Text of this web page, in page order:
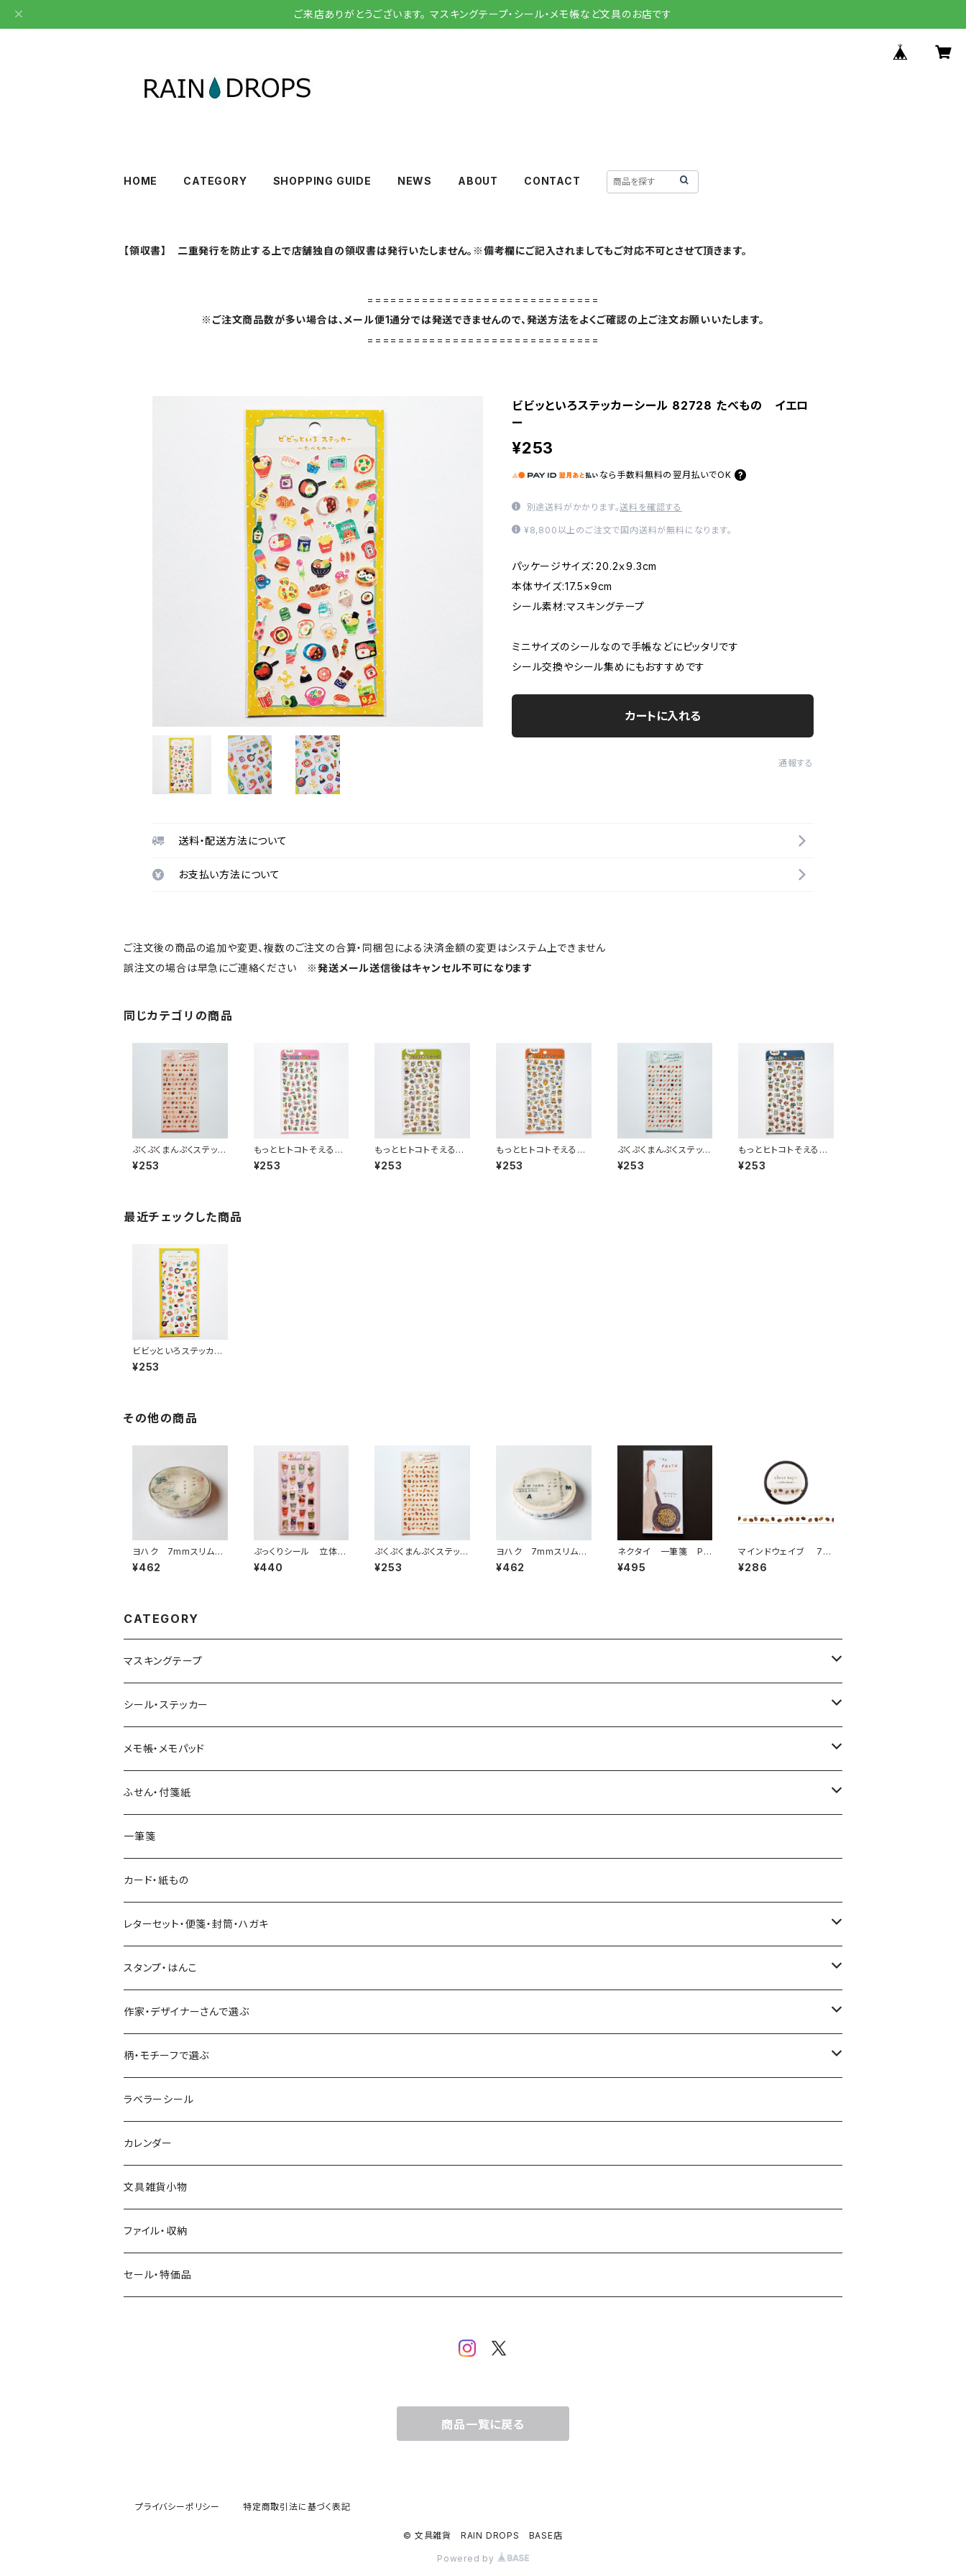
ご来店ありがとうございます。 マスキングテープ・シール・メモ帳など文具のお店です
HOME CATEGORY SHOPPING GUIDE NEWS ABOUT CONTACT
【領収書】 二重発行を防止する上で店舗独自の領収書は発行いたしません。※備考欄にご記入されましてもご対応不可とさせて頂きます。
==============================
※ご注文商品数が多い場合は、メール便1通分では発送できませんので、発送方法をよくご確認の上ご注文お願いいたします。
==============================
ビビッといろステッカーシール 82728 たべもの イエロ
ー
¥253
なら 手数料無料の 翌月払いでOK
別途送料がかかります。送料を確認する
¥8,800以上のご注文で国内送料が無料になります。
パッケージサイズ：20.2ｘ9.3cm
本体サイズ:17.5×9cm
シール素材:マスキングテープ
ミニサイズのシールなので手帳などにピッタリです
シール交換やシール集めにもおすすめです
カートに入れる
通報する
送料・配送方法について
お支払い方法について
ご注文後の商品の追加や変更、複数のご注文の合算・同梱包による決済金額の変更はシステム上できません
誤注文の場合は早急にご連絡ください ※発送メール送信後はキャンセル不可になります
同じカテゴリの商品
ぷくぷくまんぷくステッカ
ーシール 82319 町中
華
¥253
もっとヒトコトそえるス
テッカーシール 82793
うさぎたち ピンク
¥253
もっとヒトコトそえるス
テッカーシール 82794
くまたち グリーン
¥253
もっとヒトコトそえるス
テッカーシール 82792
ねこたち オレンジ
¥253
ぷくぷくまんぷくステッカ
ーシール 82318 寿司
¥253
もっとヒトコトそえるス
テッカーシール 82789
いぬたち ネイビー
¥253
最近チェックした商品
ビビッといろステッカー
シール 82728 たべも
の イエロー
¥253
その他の商品
ヨハク 7mmスリムマ
スキングテープ アジ
サイ L-006
¥462
ぷっくりシール 立体シ
ール クリームソー
ダ ドリンク
¥440
ぷくぷくまんぷくステッカ
ーシール 82316 パン
¥253
ヨハク 7mmスリムマ
スキングテープ バラン
ス L-009
¥462
ネクタイ 一筆箋 PA
STA 縦
¥495
マインドウェイブ 7m
m幅クリアテープ箔押し
95298 coffee bean
¥286
CATEGORY
マスキングテープ
ヨハク
和紙
透明クリア
Hutte paper works （プロペラスタジオ）
ネクタイ
透明クリアテープ
柄・モチーフで選ぶ（マステ）
いちご・ストロベリー
フルーツ・野菜
ミモザ
お花・フラワー・グリーン・植物
マインドウェイブ
水縞
大枝活版室
星燈社
ミナペルホネン
BGM
eric
SAIEN
田村美紀
パピアプラッツ（作家もの）
シール・ステッカー
フレークシール
パピアプラッツ（作家もの）
ヨハク
ステッカーシール
マインドウェイブ
田村美紀
立体シール
メモ帳・メモパッド
ヨハク
HUTTE PAPER WORKS
表現社（作家もの）
星燈社
古川紙工
大枝活版室
ふせん・付箋紙
ヨハク
HUTTE PAPER WORKS
古川紙工
表現社（作家もの）
ロール付箋
一筆箋
カード・紙もの
レターセット・便箋・封筒・ハガキ
古川紙工
表現社（作家もの）
スタンプ・はんこ
Hutte paper works
ヨハク
作家・デザイナーさんで選ぶ
ネクタイ
Hutte paper works
ヨハク
eric
浅野みどり
西淑
柄・モチーフで選ぶ
フルーツ
食べ物・フード・スイーツ
パン・ブレッド
カフェ
コーヒー・飲み物・クリームソーダ
ラベラーシール
カレンダー
文具雑貨小物
ファイル・収納
セール・特価品
商品一覧に戻る
プライバシーポリシー 特定商取引法に基づく表記
© 文具雑貨 RAIN DROPS BASE店
Powered by